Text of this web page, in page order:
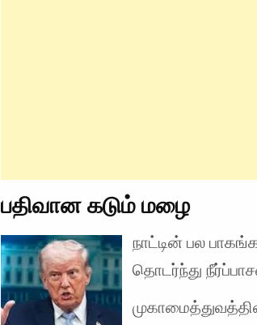
பதிவான கடும் மழை
நாட்டின் பல
தொடர்ந்து